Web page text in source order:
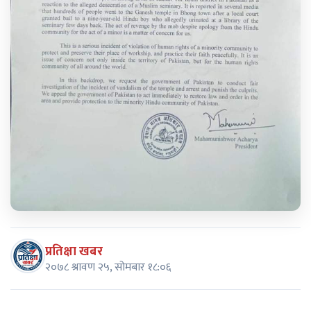
प्रतिक्षा खबर
२०७८ श्रावण २५, सोमबार १८:०६